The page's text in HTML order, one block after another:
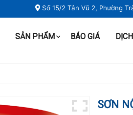
Số 15/2 Tân Vũ 2, Phường
SẢN PHẨM BÁO GIÁ
SƠN